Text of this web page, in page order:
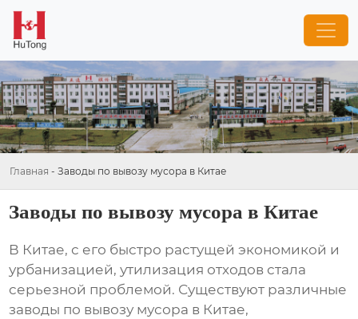
Главная - Заводы по вывозу мусора в Китае
Заводы по вывозу мусора в Китае
В Китае, с его быстро растущей экономикой и
урбанизацией, утилизация отходов стала
серьезной проблемой. Существуют различные
заводы по вывозу мусора в Китае,